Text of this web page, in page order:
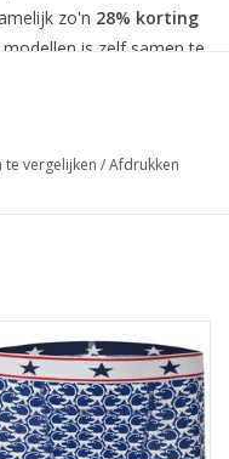
zo'n 28% korting
is zelf samen te
slips en hipsters met een
van scheutjes en
in de maten 104 t/m
dus
vergelijken /Afdrukken